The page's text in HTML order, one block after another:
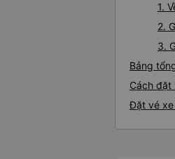
1.
2.
3.
Bảng
Cách đặt
Đặt vé xe